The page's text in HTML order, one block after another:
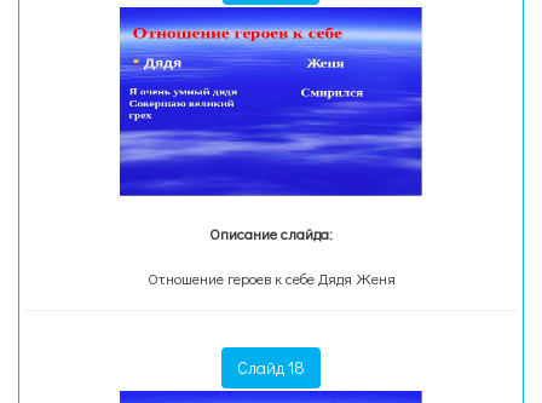
Описание слайда:
Отношение героев к себе Дядя Женя
Слайд 18